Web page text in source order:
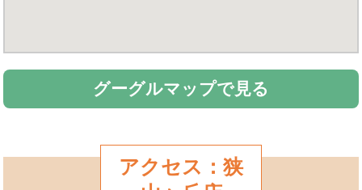
グーグルマップで見る
アクセス：狭